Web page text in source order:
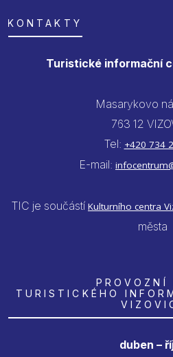
KONTAKTY
Turistické informační
Masarykovo
763 12
Tel: +420 734
E-mail:
TIC je součástí Kulturního centra
města
PROVOZNÍ
TURISTICKÉHO
duben –